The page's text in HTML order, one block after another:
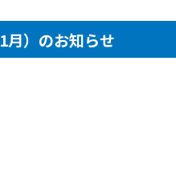
月）のお知らせ